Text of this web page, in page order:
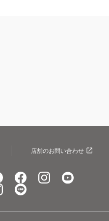
店舗のお問い合わせ